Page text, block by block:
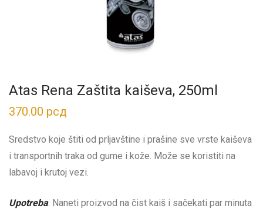
Atas Rena Zaštita kaiševa, 250ml
370.00 рсд
Sredstvo koje štiti od prljavštine i prašine sve vrste kaiševa
i transportnih traka od gume i kože. Može se koristiti na
labavoj i krutoj vezi.
Upotreba: Naneti proizvod na čist kaiš i sačekati par minuta